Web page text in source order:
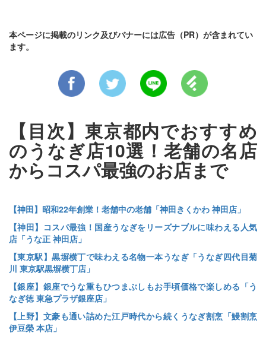
本ページに掲載のリンク及びバナーには広告（PR）が含まれてい
ます。
【目次】東京都内でおすすめ
のうなぎ店10選！老舗の名店
からコスパ最強のお店まで
【神田】昭和22年創業！老舗中の老舗「神田きくかわ 神田店」
【神田】コスパ最強！国産うなぎをリーズナブルに味わえる人気
店「うな正 神田店」
【東京駅】黒塀横丁で味わえる名物一本うなぎ「うなぎ四代目菊
川 東京駅黒塀横丁店」
【銀座】銀座でうな重もひつまぶしもお手頃価格で楽しめる「う
なぎ徳 東急プラザ銀座店」
【上野】文豪も通い詰めた江戸時代から続くうなぎ割烹「鰻割烹
伊豆榮 本店」